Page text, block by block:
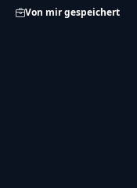
Von mir gespeichert